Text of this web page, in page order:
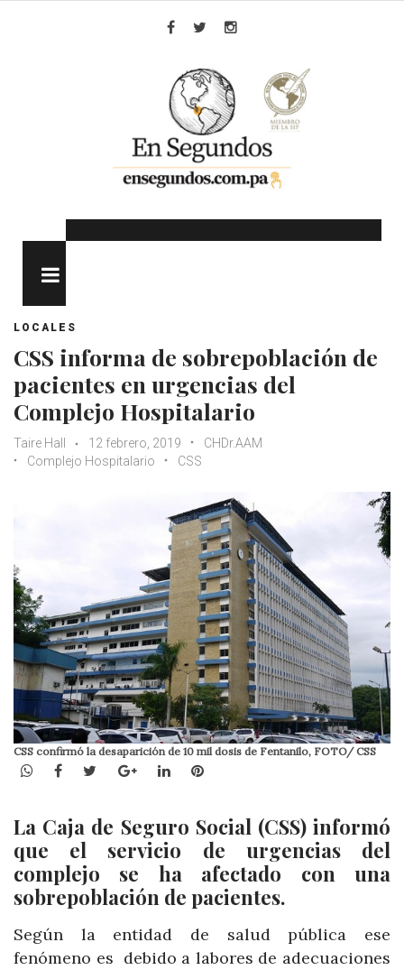
LOCALES
CSS informa de sobrepoblación de
pacientes en urgencias del
Complejo Hospitalario
Taire Hall 12 febrero, 2019
CHDr.AAM
Complejo Hospitalario
CSS
CSS confirmó la desaparición de 10 mil dosis de Fentanilo, FOTO/ CSS
WhatsApp
Facebook
TwitterGoogle+LinkedInPinterest
La Caja de Seguro Social (CSS) informó
que el servicio de urgencias del
complejo se ha afectado con una
sobrepoblación de pacientes.
Según la entidad de salud pública ese
fenómeno es debido a labores de adecuaciones